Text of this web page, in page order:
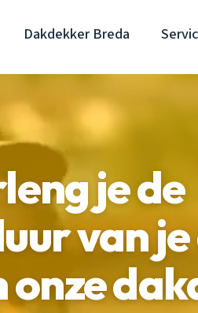
Dakdekker Breda
je de
van je
onze